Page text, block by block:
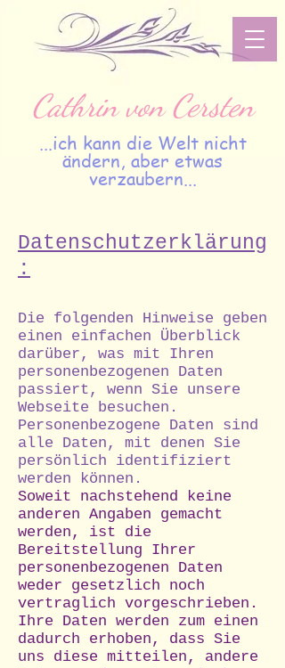
Cathrin von Cersten
...ich kann die Welt nicht
ändern, aber etwas
verzaubern...
Datenschutzerklärung
:
Die folgenden Hinweise geben
einen einfachen Überblick
darüber, was mit Ihren
personenbezogenen Daten
passiert, wenn Sie unsere
Webseite besuchen.
Personenbezogene Daten sind
alle Daten, mit denen Sie
persönlich identifiziert
werden können.
Soweit nachstehend keine
anderen Angaben gemacht
werden, ist die
Bereitstellung Ihrer
personenbezogenen Daten
weder gesetzlich noch
vertraglich vorgeschrieben.
Ihre Daten werden zum einen
dadurch erhoben, dass Sie
uns diese mitteilen, andere